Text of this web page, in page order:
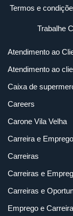
Termos e
Trabalhe
Atendimento ao
Atendimento ao
Caixa de
Careers
Carone Vila Velha
Carreira e Emprego
Carreiras
Carreiras e
Carreiras e
Emprego e Carreira